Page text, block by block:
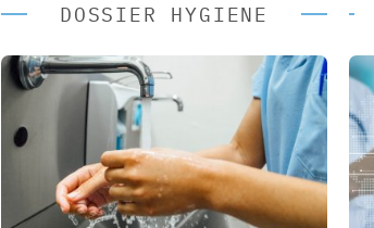
DOSSIER HYGIENE